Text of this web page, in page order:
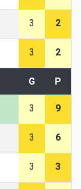
3 2
3 2
G P
3 9
3 6
3 3